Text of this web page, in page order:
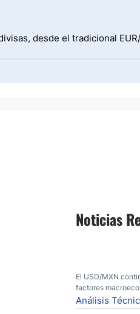
desde el tradicional
Noticias
El USD/MXN
factores
ha dominado al
Análisis